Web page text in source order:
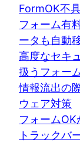
FormOK不
フォーム有
ータも自動
高度なセキ
扱うフォー
情報流出の
ウェア対策
フォームOK
トラックバ